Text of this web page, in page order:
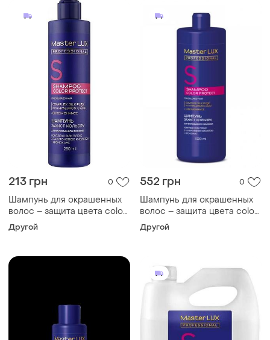
213 грн 0
Шампунь для окрашенных
волос – защита цвета color
protect master lux
professional, 250 мл
Другой
552 грн 0
Шампунь для окрашенных
волос – защита цвета color
protect master lux
professional, 1000 мл
Другой